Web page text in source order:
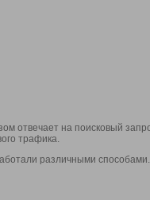
отвечает на поисковый
трафика.
различными